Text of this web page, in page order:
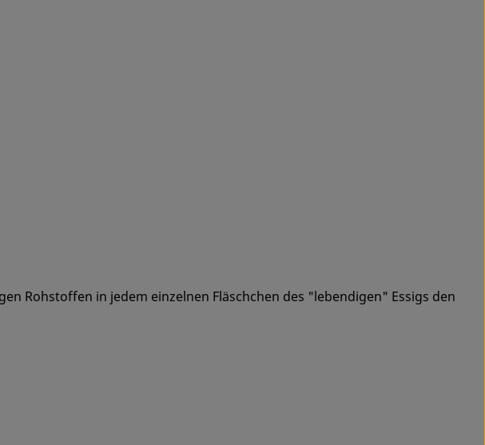
Rohstoffen in jedem einzelnen Fläschchen des "lebendigen" Essigs den